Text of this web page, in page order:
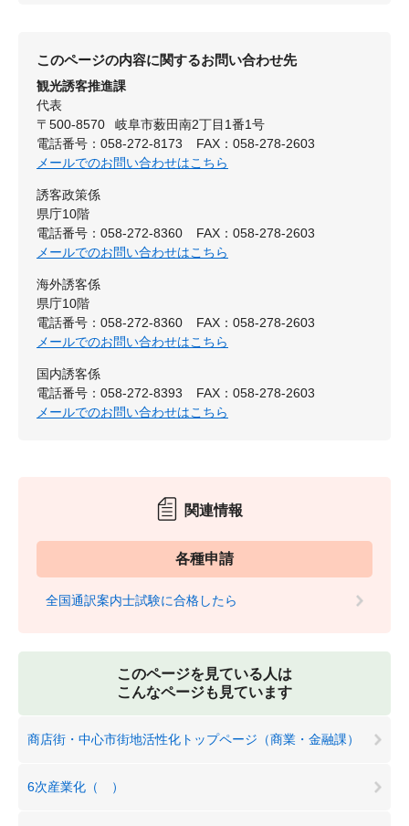
このページの内容に関するお問い合わせ先
観光誘客推進課
代表
〒500-8570
岐阜市薮田南2丁目1番1号
電話番号：058-272-8173
FAX：058-278-2603
メールでのお問い合わせはこちら
誘客政策係
県庁10階
電話番号：058-272-8360
FAX：058-278-2603
メールでのお問い合わせはこちら
海外誘客係
県庁10階
電話番号：058-272-8360
FAX：058-278-2603
メールでのお問い合わせはこちら
国内誘客係
電話番号：058-272-8393
FAX：058-278-2603
メールでのお問い合わせはこちら
関連情報
各種申請
全国通訳案内士試験に合格したら
このページを見ている人は
こんなページも見ています
商店街・中心市街地活性化トップページ（商業・金融課）
6次産業化（ ）